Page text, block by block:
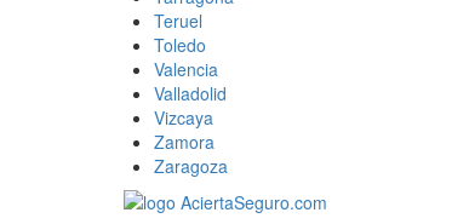
Teruel
Toledo
Valencia
Valladolid
Vizcaya
Zamora
Zaragoza